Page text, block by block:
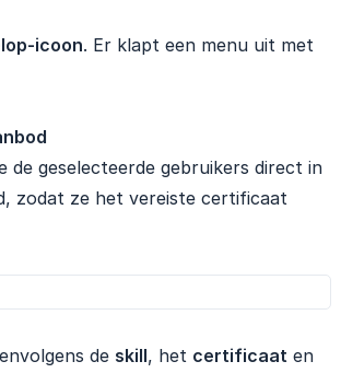
icoon. Er klapt een menu uit met
de geselecteerde gebruikers direct in
zodat ze het vereiste certificaat
de skill, het certificaat en